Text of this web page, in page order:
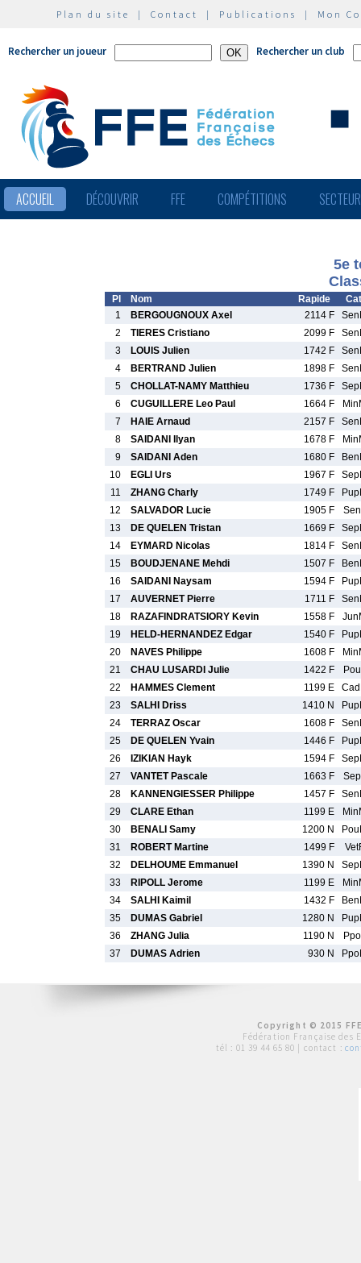
Plan du site | Contact | Publications | Mon
Rechercher un joueur Rechercher un club
ACCUEIL DÉCOUVRIR FFE COMPÉTITIONS
5e
Pl Nom Rapide
1
BERGOUGNOUX Axel 2114 F
2
TIERES Cristiano 2099 F
3
LOUIS Julien 1742 F
4
BERTRAND Julien 1898 F
5
CHOLLAT-NAMY Matthieu 1736 F
6
CUGUILLERE Leo Paul 1664 F
7
HAIE Arnaud 2157 F
8
SAIDANI Ilyan 1678 F
9
SAIDANI Aden 1680 F
10
EGLI Urs 1967 F
11
ZHANG Charly 1749 F
12
SALVADOR Lucie 1905 F
13
DE QUELEN Tristan 1669 F
14
EYMARD Nicolas 1814 F
15
BOUDJENANE Mehdi 1507 F
16
SAIDANI Naysam 1594 F
17
AUVERNET Pierre 1711 F
18
RAZAFINDRATSIORY Kevin 1558 F
19
HELD-HERNANDEZ Edgar 1540 F
20
NAVES Philippe 1608 F
21
CHAU LUSARDI Julie 1422 F
22
HAMMES Clement 1199 E
23
SALHI Driss 1410 N
24
TERRAZ Oscar 1608 F
25
DE QUELEN Yvain 1446 F
26
IZIKIAN Hayk 1594 F
27
VANTET Pascale 1663 F
28
KANNENGIESSER Philippe 1457 F
29
CLARE Ethan 1199 E
30
BENALI Samy 1200 N
31
ROBERT Martine 1499 F
32
DELHOUME Emmanuel 1390 N
33
RIPOLL Jerome 1199 E
34
SALHI Kaimil 1432 F
35
DUMAS Gabriel 1280 N
36
ZHANG Julia 1190 N
37
DUMAS Adrien 930 N
Copyright © 2015
Fédération Française des
tél : 01 39 44 65 80 | contact :